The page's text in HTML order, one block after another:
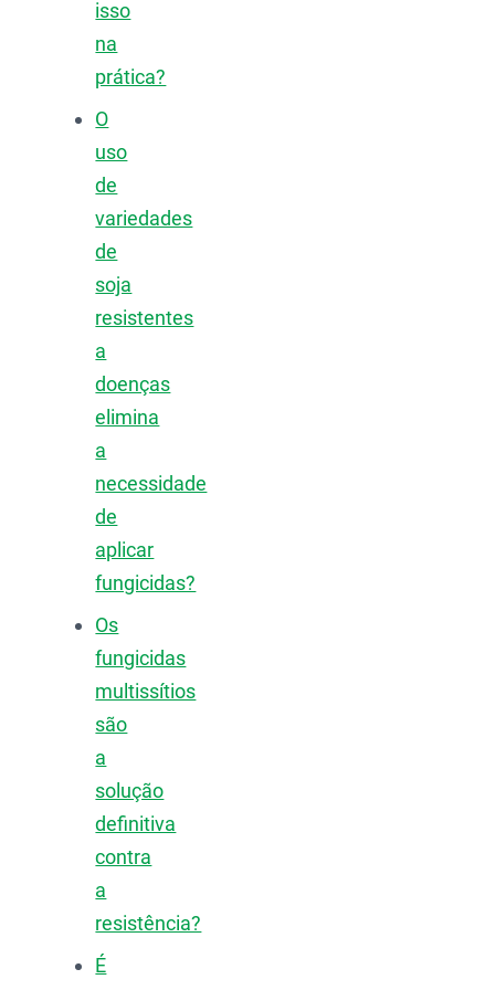
isso
na
prática?
O
uso
de
variedades
de
soja
resistentes
a
doenças
elimina
a
necessidade
de
aplicar
fungicidas?
Os
fungicidas
multissítios
são
a
solução
definitiva
contra
a
resistência?
É